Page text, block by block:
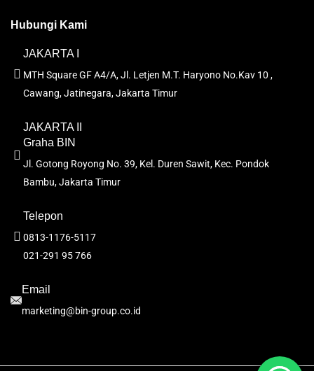
Hubungi Kami
JAKARTA I
MTH Square GF A4/A, Jl. Letjen M.T. Haryono No.Kav 10 ,
Cawang, Jatinegara, Jakarta Timur
JAKARTA II
Graha BIN
Jl. Gotong Royong No. 39, Kel. Duren Sawit, Kec. Pondok
Bambu, Jakarta Timur
Telepon
0813-1176-5117
021-291 95 766
Email
marketing@bin-group.co.id